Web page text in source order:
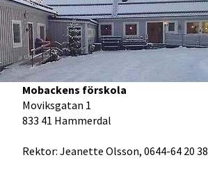
Mobackens förskola
Moviksgatan 1
833 41 Hammerdal
Rektor: Jeanette Olsson, 0644-64 20 38